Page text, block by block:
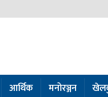
आर्थिक मनोरञ्जन